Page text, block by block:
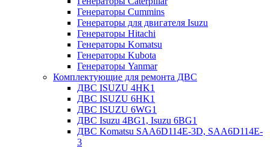
Генераторы Cummins
Генераторы для двигателя Isuzu
Генераторы Hitachi
Генераторы Komatsu
Генераторы Kubota
Генераторы Yanmar
Комплектующие для ремонта ДВС
ДВС ISUZU 4HK1
ДВС ISUZU 6HK1
ДВС ISUZU 6WG1
ДВС Isuzu 4BG1, Isuzu 6BG1
ДВС Komatsu SAA6D114E-3D, SAA6D114E-
3